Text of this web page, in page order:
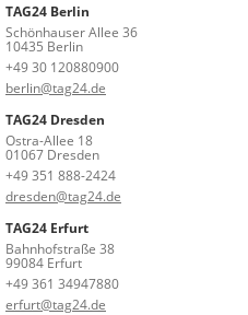
TAG24 Berlin
Schönhauser Allee 36
10435 Berlin
+49 30 120880900
berlin@tag24.de
TAG24 Dresden
Ostra-Allee 18
01067 Dresden
+49 351 888-2424
dresden@tag24.de
TAG24 Erfurt
Bahnhofstraße 38
99084 Erfurt
+49 361 34947880
erfurt@tag24.de